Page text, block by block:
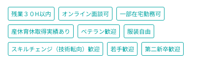
残業３０H以内 オンライン面談可 一部在宅勤務可
産休育休取得実績あり ベテラン歓迎 服装自由
スキルチェンジ（技術転向）歓迎 若手歓迎 第二新卒歓迎